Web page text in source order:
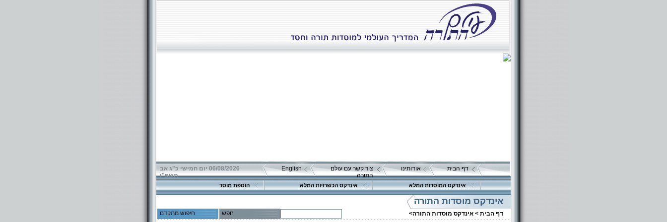
דף הבית אודותינו
צור קשר עם עולם
התורה
English
06/08/2026 יום חמישי כ"ג אב
תשפ"ו
אינדקס המוסדות המלא אינדקס הכשרויות המלא הוספת מוסד
אינדקס מוסדות התורה
דף הבית > אינדקס מוסדות התורה> חפש
חיפוש מתקדם